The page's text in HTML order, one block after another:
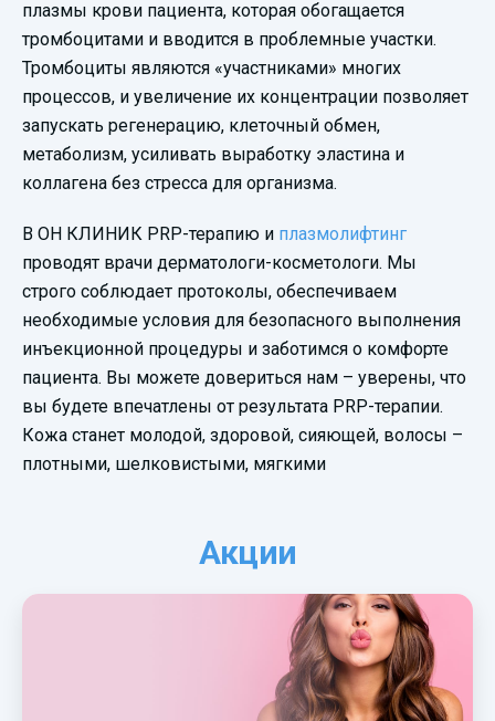
плазмы крови пациента, которая обогащается
тромбоцитами и вводится в проблемные участки.
Тромбоциты являются «участниками» многих
процессов, и увеличение их концентрации позволяет
запускать регенерацию, клеточный обмен,
метаболизм, усиливать выработку эластина и
коллагена без стресса для организма.
В ОН КЛИНИК PRP-терапию и плазмолифтинг
проводят врачи дерматологи-косметологи. Мы
строго соблюдает протоколы, обеспечиваем
необходимые условия для безопасного выполнения
инъекционной процедуры и заботимся о комфорте
пациента. Вы можете довериться нам – уверены, что
вы будете впечатлены от результата PRP-терапии.
Кожа станет молодой, здоровой, сияющей, волосы –
плотными, шелковистыми, мягкими
Акции